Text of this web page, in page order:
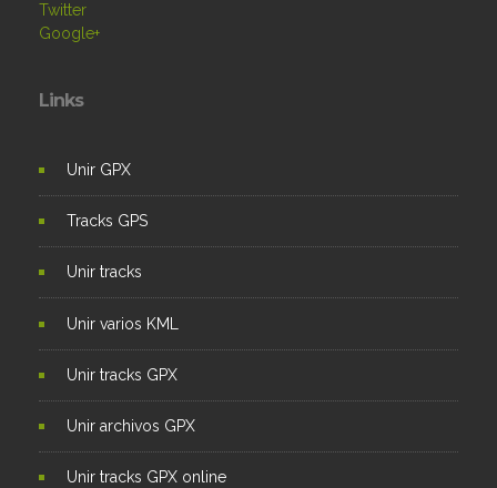
Twitter
Google+
Links
Unir GPX
Tracks GPS
Unir tracks
Unir varios KML
Unir tracks GPX
Unir archivos GPX
Unir tracks GPX online